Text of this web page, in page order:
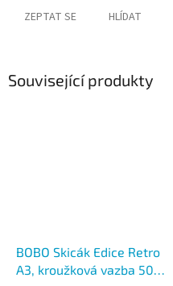
ZEPTAT SE HLÍDAT
Související produkty
BOBO Skicák Edice Retro
A3, kroužková vazba 50